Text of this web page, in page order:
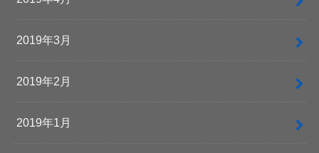
2019年3月
2019年2月
2019年1月